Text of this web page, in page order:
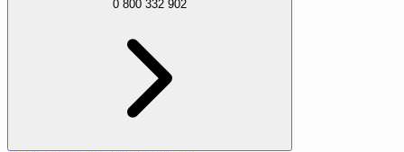
0 800 332 902